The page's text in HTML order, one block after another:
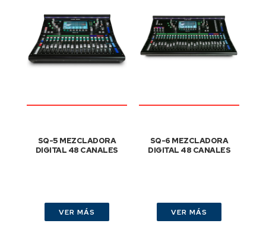
SQ-5 MEZCLADORA
DIGITAL 48 CANALES
VER MÁS
SQ-6 MEZCLADORA
DIGITAL 48 CANALES
VER MÁS